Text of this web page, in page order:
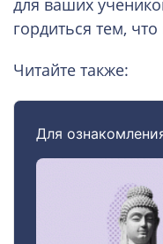
гордиться тем,
Читайте также: